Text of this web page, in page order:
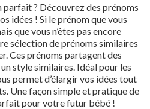
parfait ? Découvrez des prénoms
idées ! Si le prénom que vous
que vous n’êtes pas encore
sélection de prénoms similaires
Ces prénoms partagent des
style similaires. Idéal pour les
permet d’élargir vos idées tout
Une façon simple et pratique de
pour votre futur bébé !